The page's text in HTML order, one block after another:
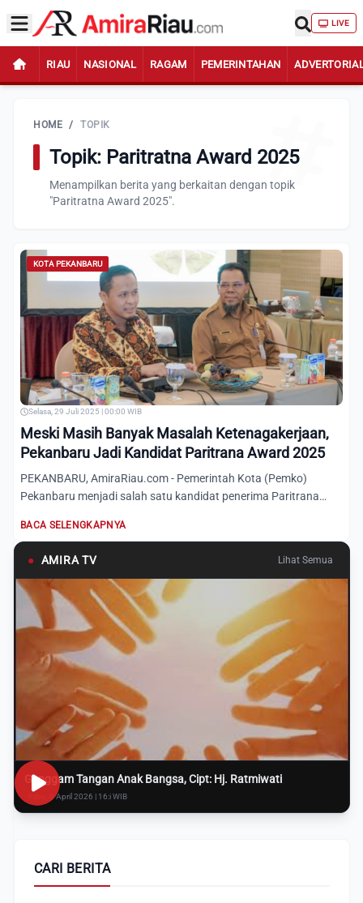
LIVE
RIAU NASIONAL RAGAM PEMERINTAHAN
HOME / TOPIK
Topik: Paritratna Award 2025
Menampilkan berita yang berkaitan dengan topik
"Paritratna Award 2025".
KOTA PEKANBARU
Selasa, 29 Juli 2025 | 00:00 WIB
Meski Masih Banyak Masalah Ketenagakerjaan,
Pekanbaru Jadi Kandidat Paritrana Award 2025
PEKANBARU, AmiraRiau.com - Pemerintah Kota (Pemko)
Pekanbaru menjadi salah satu kandidat penerima Paritrana
BACA SELENGKAPNYA
● AMIRA TV Lihat Semua
Genggam Tangan Anak Bangsa, Cipt: Hj. Ratmiwati
Rabu, 8 April 2026 | 16:i WIB
CARI BERITA